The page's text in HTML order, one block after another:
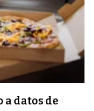
a datos de